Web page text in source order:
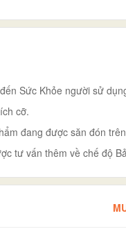
Sức Khỏe người sử
cỡ.
đang được săn đón
tư vấn thêm về chế độ